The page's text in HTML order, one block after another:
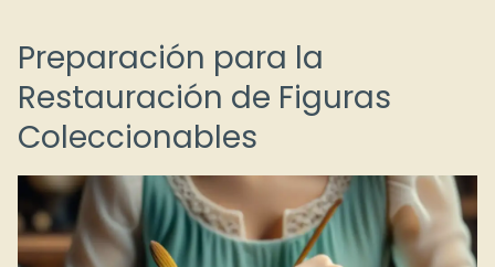
Preparación para la
Restauración de Figuras
Coleccionables